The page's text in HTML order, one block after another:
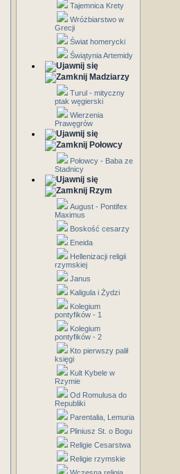
Tajemnica Krety
Wróżbiarstwo w
Grecji
Świat homerycki
Świątynia Artemidy
Madziarzy
Turul - mityczny
ptak węgierski
Wierzenia
Prawęgrów
Połowcy
Połowcy - Baba ze
Stadnicy
Rzym
August - Pontifex
Maximus
Boskość cesarzy
Eneida
Hellenizacji religii
rzymskiej
Janus
Kaligula i Żydzi
Kolegium
pontyfików - 1
Kolegium
pontyfików - 2
Kto pierwszy palił
księgi
Kult Kybele w
Rzymie
Od Romulusa do
Republiki
Parentalia, Lemuria
Pliniusz St. o Bogu
Religie Cesarstwa
Religie rzymskie